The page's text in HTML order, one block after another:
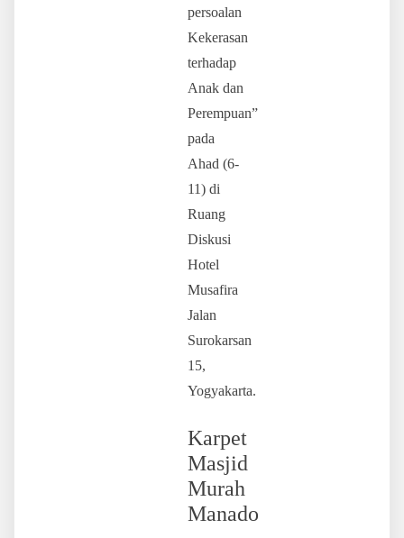
persoalan
Kekerasan
terhadap
Anak dan
Perempuan”
pada
Ahad (6-
11) di
Ruang
Diskusi
Hotel
Musafira
Jalan
Surokarsan
15,
Yogyakarta.
Karpet
Masjid
Murah
Manado